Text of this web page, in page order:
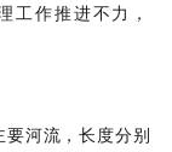
工作推进不力，
河流，长度分别